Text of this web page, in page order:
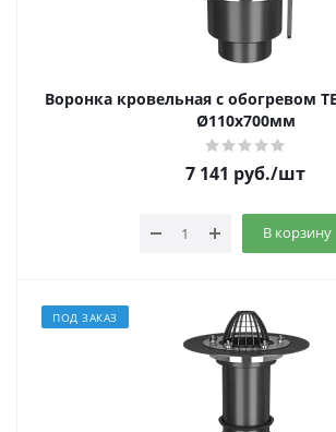
Воронка кровельная с обогревом
Ø110х700мм
7 141 руб./шт
В корзину
ПОД ЗАКАЗ